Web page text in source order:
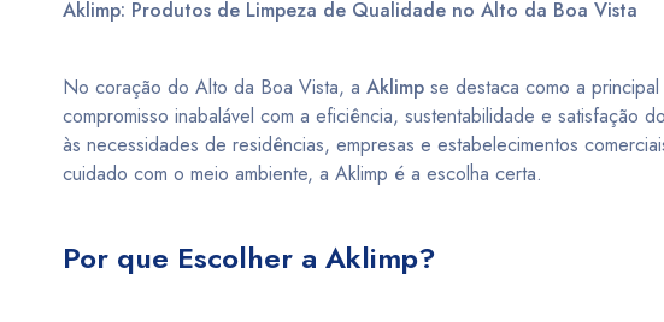
Aklimp: Produtos de Limpeza de Qualidade no Alto da Boa Vista
No coração do Alto da Boa Vista, a Aklimp se destaca como a
compromisso inabalável com a eficiência, sustentabilidade e satisfação
às necessidades de residências, empresas e estabelecimentos
cuidado com o meio ambiente, a Aklimp é a escolha certa.
Por que Escolher a Aklimp?